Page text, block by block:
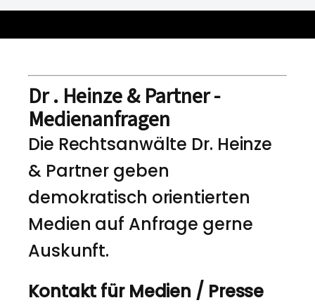
Dr . Heinze & Partner -
Medienanfragen
Die Rechtsanwälte Dr. Heinze
& Partner geben
demokratisch orientierten
Medien auf Anfrage gerne
Auskunft.
Kontakt für Medien / Presse